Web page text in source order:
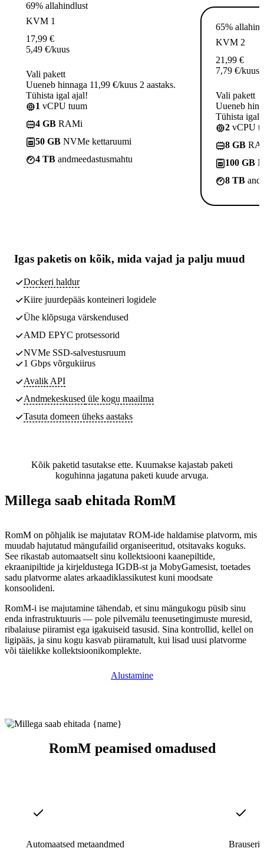
69% allahindlust
KVM 1
17,99 €
5,49 €/kuus
Vali pakett
Uueneb hinnaga 11,99 €/kuus 2 aastaks.
Tühista igal ajal!
1 vCPU tuum
4 GB RAMi
50 GB NVMe kettaruumi
4 TB andmeedastusmahtu
65%
KVM 2
21,99 €
7,79 €/kuus
Vali pakett
Uueneb
Tühista igal
2 vCPU
8 GB
100 GB
8 TB
Igas paketis on kõik, mida vajad ja palju muud
Dockeri haldur
Kiire juurdepääs konteineri logidele
Ühe klõpsuga värskendused
AMD EPYC protsessorid
NVMe SSD-salvestusruum
1 Gbps võrgukiirus
Avalik API
Andmekeskused üle kogu maailma
Tasuta domeen üheks aastaks
Kõik paketid tasutakse ette. Kuumakse kajastab paketi
koguhinna jagatuna paketi kuude arvuga.
Millega saab ehitada RomM
RomM on põhjalik ise majutatav ROM-ide haldamise platvorm, mis
muudab hajutatud mängufailid organiseeritud, otsitavaks koguks.
See rikastab automaatselt sinu kollektsiooni kaanepiltide,
ekraanipiltide ja kirjeldustega IGDB-st ja MobyGamesist, toetades
sadu platvorme alates arkaadiklassikutest kuni moodsate
konsoolideni.
RomM-i ise majutamine tähendab, et sinu mängukogu püsib sinu
enda infrastruktuuris — pole pilvemälu teenusetingimuste muresid,
ribalaiuse piiramist ega igakuiseid tasusid. Sina kontrollid, kellel on
ligipääs, ja sinu kogu kasvab piiramatult, kui lisad uusi platvorme
või täielikke kollektsioonikomplekte.
Alustamine
RomM peamised omadused
Automaatsed metaandmed